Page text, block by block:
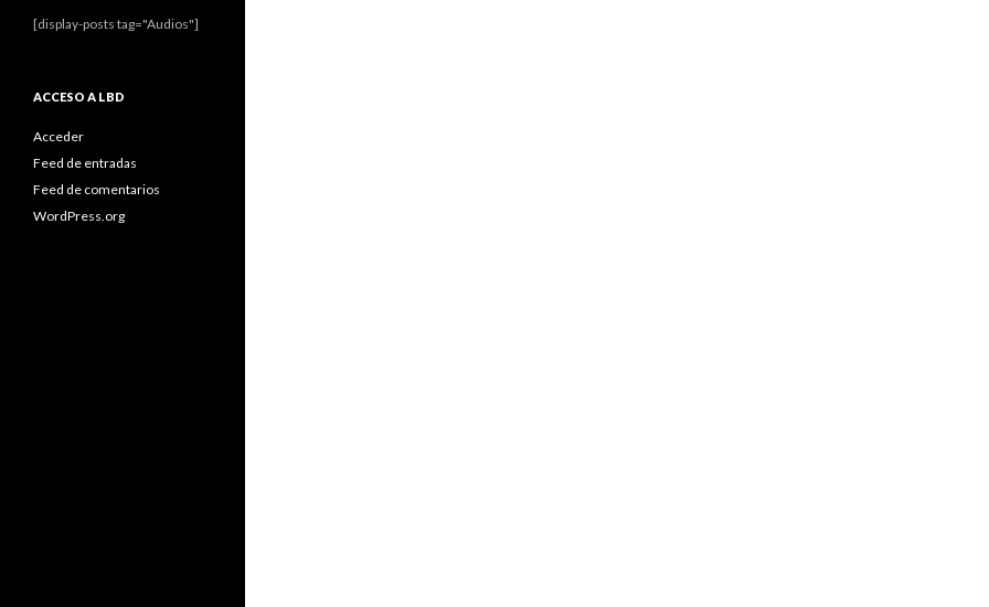
[display-posts tag="Audios"]
ACCESO A LBD
Acceder
Feed de entradas
Feed de comentarios
WordPress.org